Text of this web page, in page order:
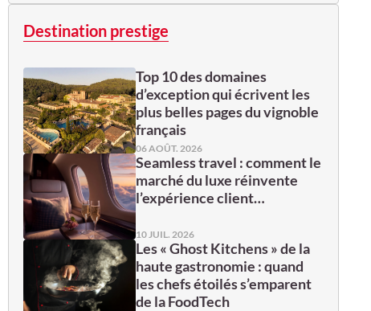
Destination prestige
Top 10 des domaines
d’exception qui écrivent les
plus belles pages du vignoble
français
06 AOÛT. 2026
Seamless travel : comment le
marché du luxe réinvente
l’expérience client…
10 JUIL. 2026
Les « Ghost Kitchens » de la
haute gastronomie : quand
les chefs étoilés s’emparent
de la FoodTech